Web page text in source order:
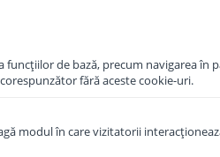
de bază, precum navigarea în
fără aceste cookie-uri.
modul în care vizitatorii